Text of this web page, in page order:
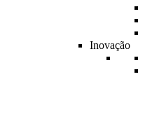
Inovação